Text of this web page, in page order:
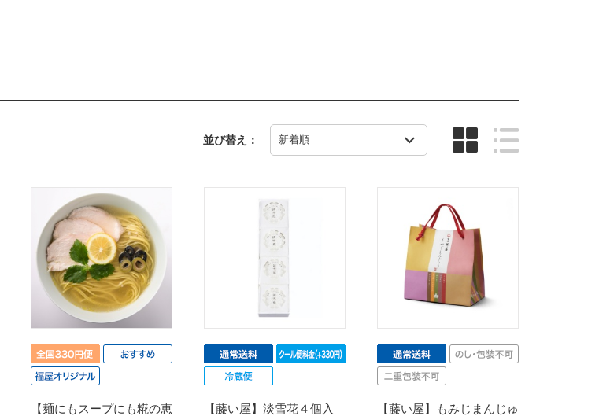
並び替え：
【麺にもスープにも糀の恵
【藤い屋】淡雪花４個入
【藤い屋】もみじまんじゅ